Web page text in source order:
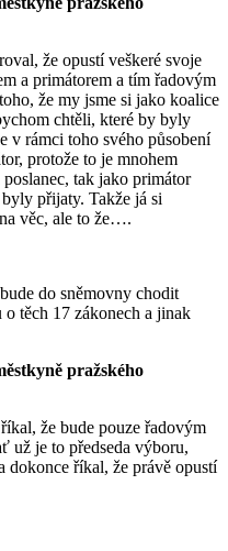
že opustí veškeré svoje
a primátorem a tím řadovým
že my jsme si jako koalice
chtěli, které by byly
v rámci toho svého působení
protože to je mnohem
tak jako primátor
přijaty. Takže já si
věc, ale to že….
do sněmovny chodit
o těch 17 zákonech a jinak
pražského
že bude pouze řadovým
už je to předseda výboru,
dokonce říkal, že právě opustí